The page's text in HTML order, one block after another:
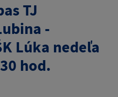
TJ
-
Lúka nedeľa
hod.